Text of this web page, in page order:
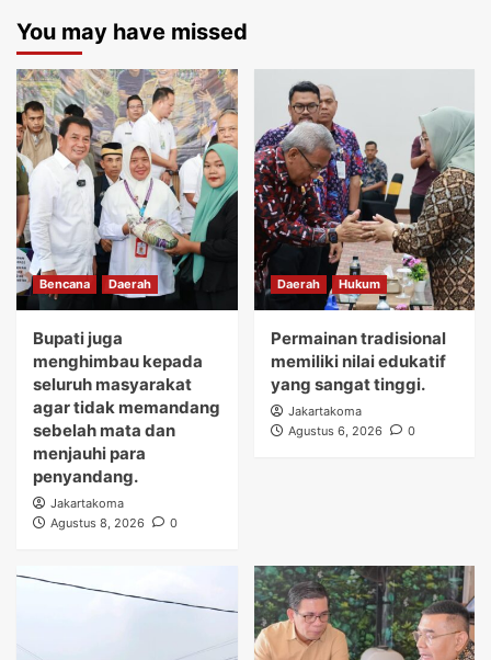
You may have missed
Bencana Daerah
Bupati juga
menghimbau kepada
seluruh masyarakat
agar tidak memandang
sebelah mata dan
menjauhi para
penyandang.
Jakartakoma
Agustus 8, 2026
0
Daerah Hukum
Permainan tradisional
memiliki nilai edukatif
yang sangat tinggi.
Jakartakoma
Agustus 6, 2026
0